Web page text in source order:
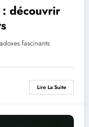
: découvrir
fascinants
Lire La Suite